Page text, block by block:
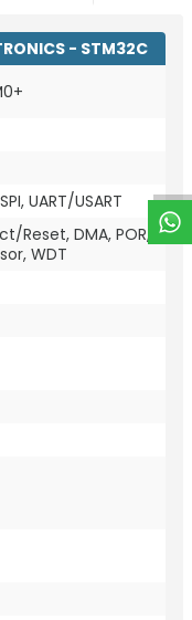
- STM32C
UART/USART
Reset, DMA, POR,
WDT